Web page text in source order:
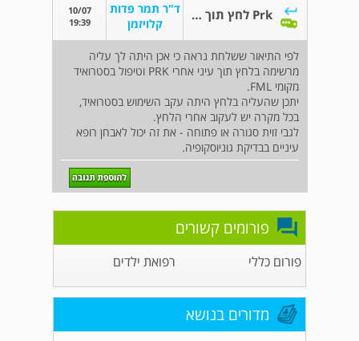
Prk לחץ תוך עיני גבוה
ד"ר תמר פדות
קלויזמן
10/07
19:39
לפי התיאור ששלחת נראה כי אכן היתה לך עליה
מרשימה בלחץ תוך עיני אחרי PRK וטיפול בסטרואיד
מקומי FML.
יתכן שהעליה בלחץ היתה עקב השימוש בסטרואיד,
בכל מקרה יש לעקוב אחרי הלחץ.
לגבי זוית סגורה או פתוחה - את זה יכול לאבחן רופא
עיניים בבדיקת גוניוסקופיה.
פורומים קשורים
פורום כללי רפואת ילדים
מדורים בנושא